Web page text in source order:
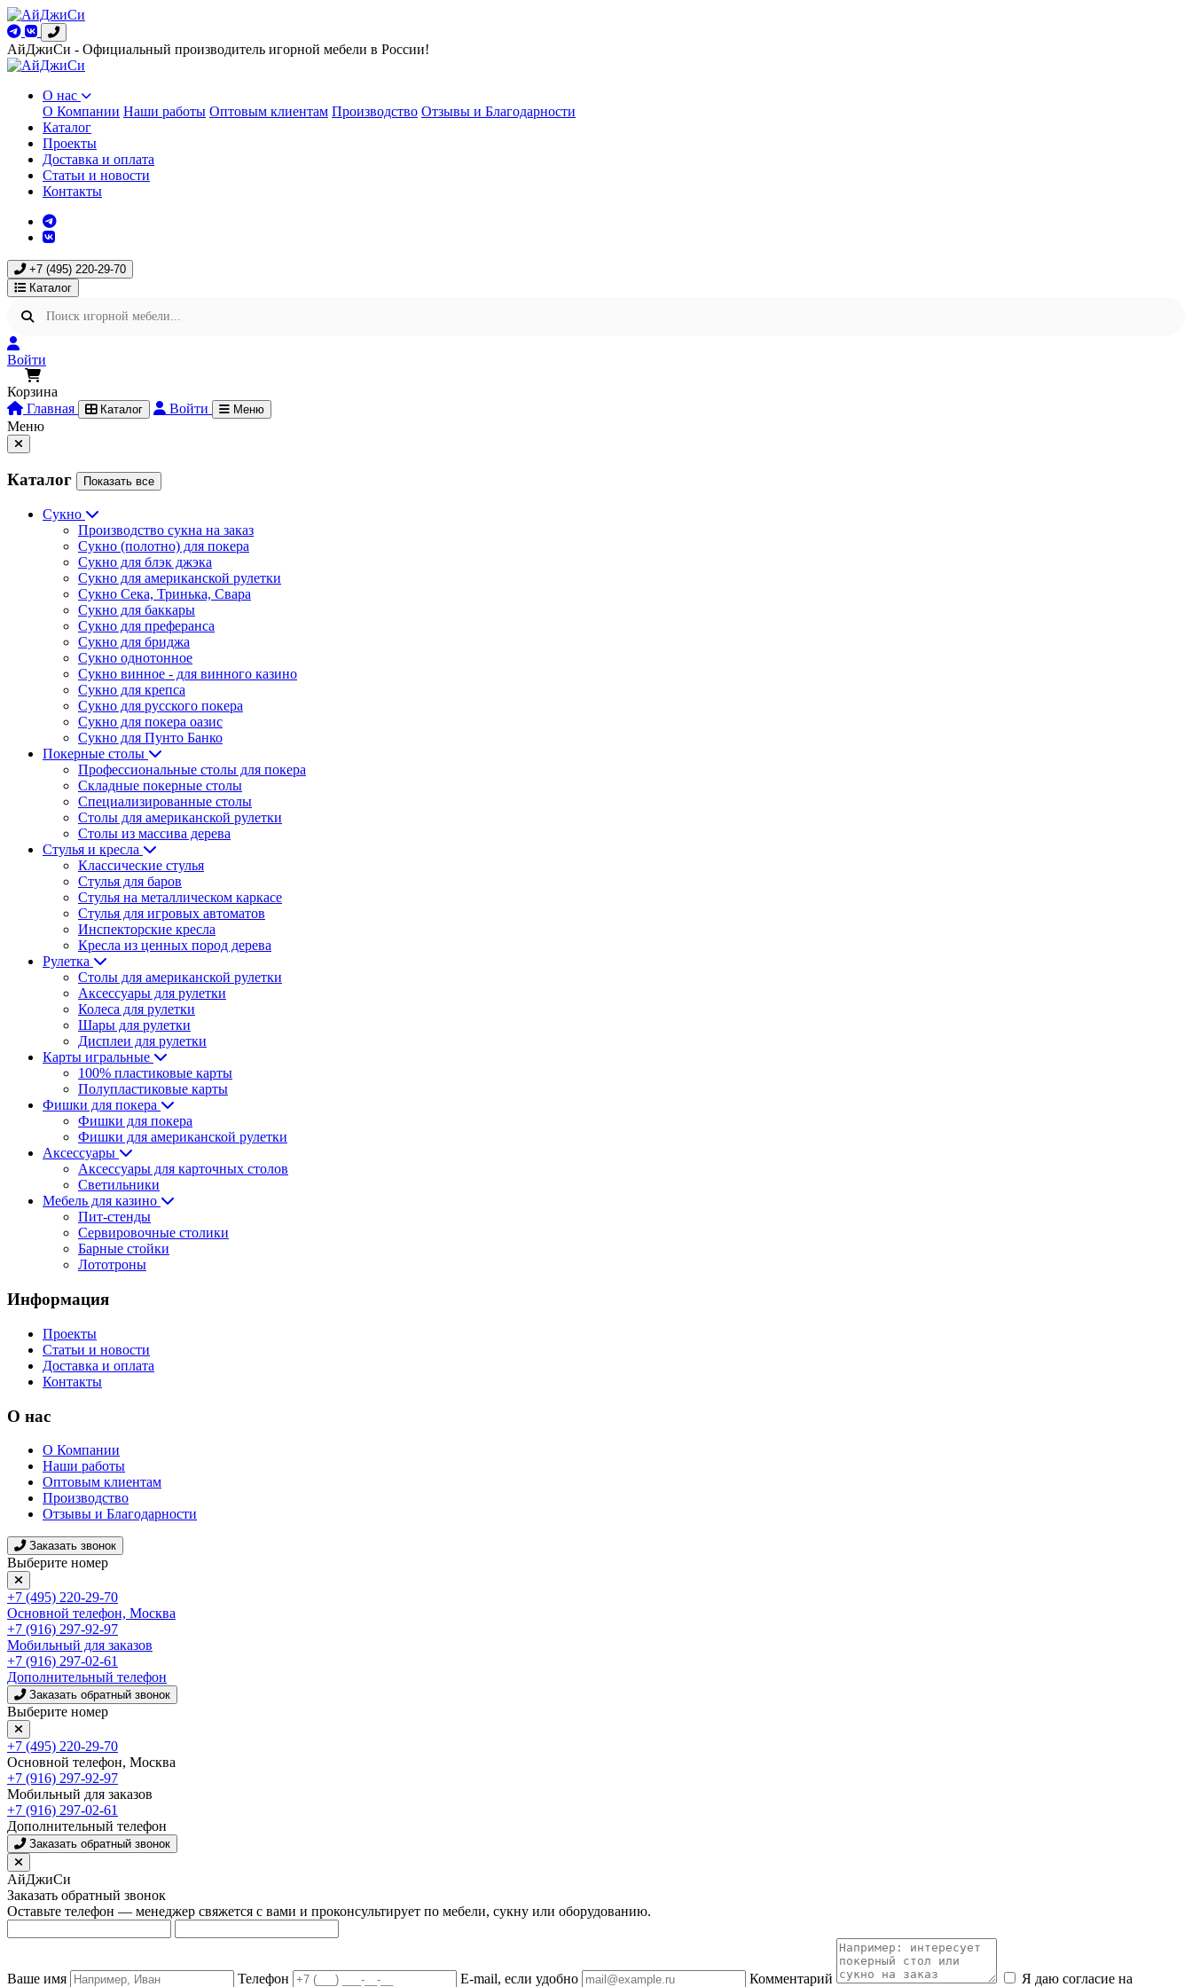
АйДжиСи - Официальный производитель игорной мебели в России!
О нас
О Компании Наши работы Оптовым клиентам Производство Отзывы и Благодарности
Каталог
Проекты
Доставка и оплата
Статьи и новости
Контакты
+7 (495) 220-29-70
Каталог
Войти
Корзина
Главная
Каталог Войти Меню
Меню
Каталог Показать все
Сукно
Производство сукна на заказ
Сукно (полотно) для покера
Сукно для блэк джэка
Сукно для американской рулетки
Сукно Сека, Тринька, Свара
Сукно для баккары
Сукно для преферанса
Сукно для бриджа
Сукно однотонное
Сукно винное - для винного казино
Сукно для крепса
Сукно для русского покера
Сукно для покера оазис
Сукно для Пунто Банко
Покерные столы
Профессиональные столы для покера
Складные покерные столы
Специализированные столы
Столы для американской рулетки
Столы из массива дерева
Стулья и кресла
Классические стулья
Стулья для баров
Стулья на металлическом каркасе
Стулья для игровых автоматов
Инспекторские кресла
Кресла из ценных пород дерева
Рулетка
Столы для американской рулетки
Аксессуары для рулетки
Колеса для рулетки
Шары для рулетки
Дисплеи для рулетки
Карты игральные
100% пластиковые карты
Полупластиковые карты
Фишки для покера
Фишки для покера
Фишки для американской рулетки
Аксессуары
Аксессуары для карточных столов
Светильники
Мебель для казино
Пит-стенды
Сервировочные столики
Барные стойки
Лототроны
Информация
Проекты
Статьи и новости
Доставка и оплата
Контакты
О нас
О Компании
Наши работы
Оптовым клиентам
Производство
Отзывы и Благодарности
Заказать звонок
Выберите номер
+7 (495) 220-29-70
Основной телефон, Москва
+7 (916) 297-92-97
Мобильный для заказов
+7 (916) 297-02-61
Дополнительный телефон
Заказать обратный звонок
Выберите номер
+7 (495) 220-29-70
Основной телефон, Москва
+7 (916) 297-92-97
Мобильный для заказов
+7 (916) 297-02-61
Дополнительный телефон
Заказать обратный звонок
АйДжиСи
Заказать обратный звонок
Оставьте телефон — менеджер свяжется с вами и проконсультирует по мебели, сукну или оборудованию.
Ваше имя Телефон E-mail, если удобно Комментарий
Я даю согласие на